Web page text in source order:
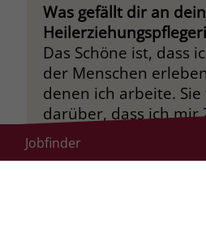
Was gefällt dir an
Das Schöne ist, dass
der Menschen
denen ich arbeite.
darüber, dass ich mir
nehme, mich mit
oder etwas mit ihnen
Jobfinder